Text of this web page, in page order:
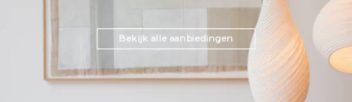
Bekijk alle aanbiedingen